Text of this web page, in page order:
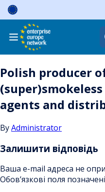
Skip
content
Polish producer
agents and
ByAdministrator
Залишити відповідь
Ваша e-mail адреса не
Обов’язкові поля позначені